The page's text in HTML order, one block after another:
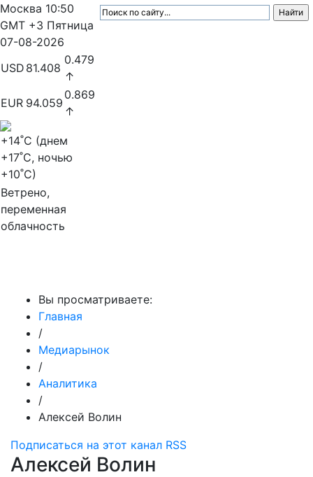
Москва 10:50
GMT +3 Пятница
07-08-2026
USD 81.408
0.479
↑
EUR 94.059
0.869
↑
+14˚C (днем
+17˚C, ночью
+10˚C)
Ветрено,
переменная
облачность
Вы просматриваете:
Главная
/
Медиарынок
/
Аналитика
/
Алексей Волин
Подписаться на этот канал RSS
Алексей Волин